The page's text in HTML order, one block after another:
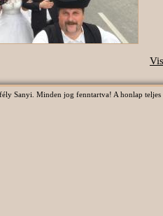
Sanyi. Minden jog fenntartva! A honlap teljes